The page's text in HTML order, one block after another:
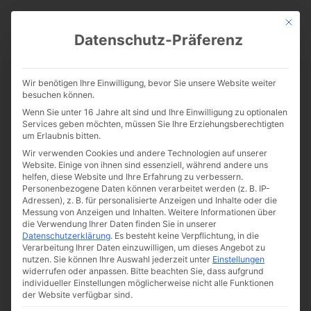
Impressum
Mit
Datenschutz-Präferenz
Wir benötigen Ihre Einwilligung, bevor Sie unsere Website weiter
besuchen können.
Wenn Sie unter 16 Jahre alt sind und Ihre Einwilligung zu optionalen
Services geben möchten, müssen Sie Ihre Erziehungsberechtigten
um Erlaubnis bitten.
Wir verwenden Cookies und andere Technologien auf unserer
Website. Einige von ihnen sind essenziell, während andere uns
helfen, diese Website und Ihre Erfahrung zu verbessern.
Personenbezogene Daten können verarbeitet werden (z. B. IP-
Adressen), z. B. für personalisierte Anzeigen und Inhalte oder die
Messung von Anzeigen und Inhalten. Weitere Informationen über
die Verwendung Ihrer Daten finden Sie in unserer
Datenschutzerklärung. Es besteht keine Verpflichtung, in die
Verarbeitung Ihrer Daten einzuwilligen, um dieses Angebot zu
nutzen. Sie können Ihre Auswahl jederzeit unter Einstellungen
widerrufen oder anpassen. Bitte beachten Sie, dass aufgrund
individueller Einstellungen möglicherweise nicht alle Funktionen
der Website verfügbar sind.